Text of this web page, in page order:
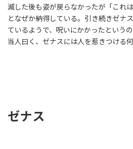
滅した後も姿が戻らなかったが「これ
となぜか納得している。引き続きゼナ
ているようで、呪いにかかったという
当人曰く、ゼナスには人を惹きつける
ゼナス